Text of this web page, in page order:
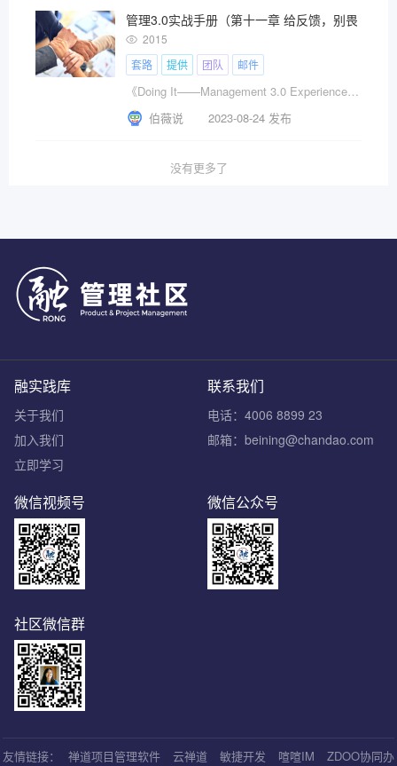
管理3.0实战手册（第十一章 给反馈，别畏惧）
2015
套路
提供 团队 邮件
《Doing It——Management 3.0 Experiences（放手去做——管理3.0实战手册）》是Ralph Van Roosmalen撰写的关于如何实践管理3.0的一本书。今天分享的是第十一章：给反馈，别畏惧！
伯薇说
2023-08-24 发布
没有更多了
联系我们
电话：4006 8899 23
邮箱：beining@chandao.com
融实践库
关于我们
加入我们
立即学习
微信公众号
微信视频号
社区微信群
友情链接： 禅道项目管理软件 云禅道 敏捷开发 喧喧IM
ZDOO协同办